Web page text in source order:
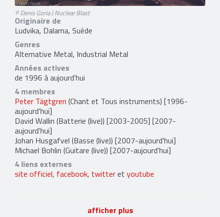
© Denis Goria | Nuclear Blast
Originaire de
Ludvika, Dalarna, Suède
Genres
Alternative Metal, Industrial Metal
Années actives
de 1996 à aujourd'hui
4 membres
Peter Tägtgren (Chant et Tous instruments) [1996-
aujourd'hui]
David Wallin (Batterie (live)) [2003-2005] [2007-
aujourd'hui]
Johan Husgafvel (Basse (live)) [2007-aujourd'hui]
Michael Bohlin (Guitare (live)) [2007-aujourd'hui]
4 liens externes
site officiel, facebook, twitteret youtube
afficher plus